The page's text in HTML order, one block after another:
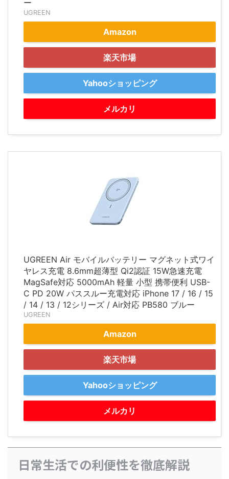
ー
UGREEN
Amazon
楽天市場
Yahooショッピング
メルカリ
UGREEN Air モバイルバッテリー マグネット式ワイ
ヤレス充電 8.6mm超薄型 Qi2認証 15W急速充電
MagSafe対応 5000mAh 軽量 小型 携帯便利 USB-
C PD 20W パススルー充電対応 iPhone 17 / 16 / 15
/ 14 / 13 / 12シリーズ / Air対応 PB580 ブルー
UGREEN
Amazon
楽天市場
Yahooショッピング
メルカリ
日常生活での利便性を徹底解説